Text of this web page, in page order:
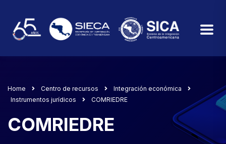
Home Centro de recursos
Integración económica
Instrumentos jurídicos
COMRIEDRE
COMRIEDRE